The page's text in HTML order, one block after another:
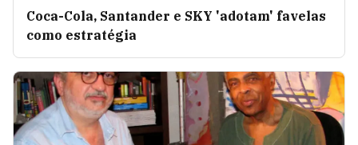
Coca-Cola, Santander e SKY 'adotam' favelas
como estratégia